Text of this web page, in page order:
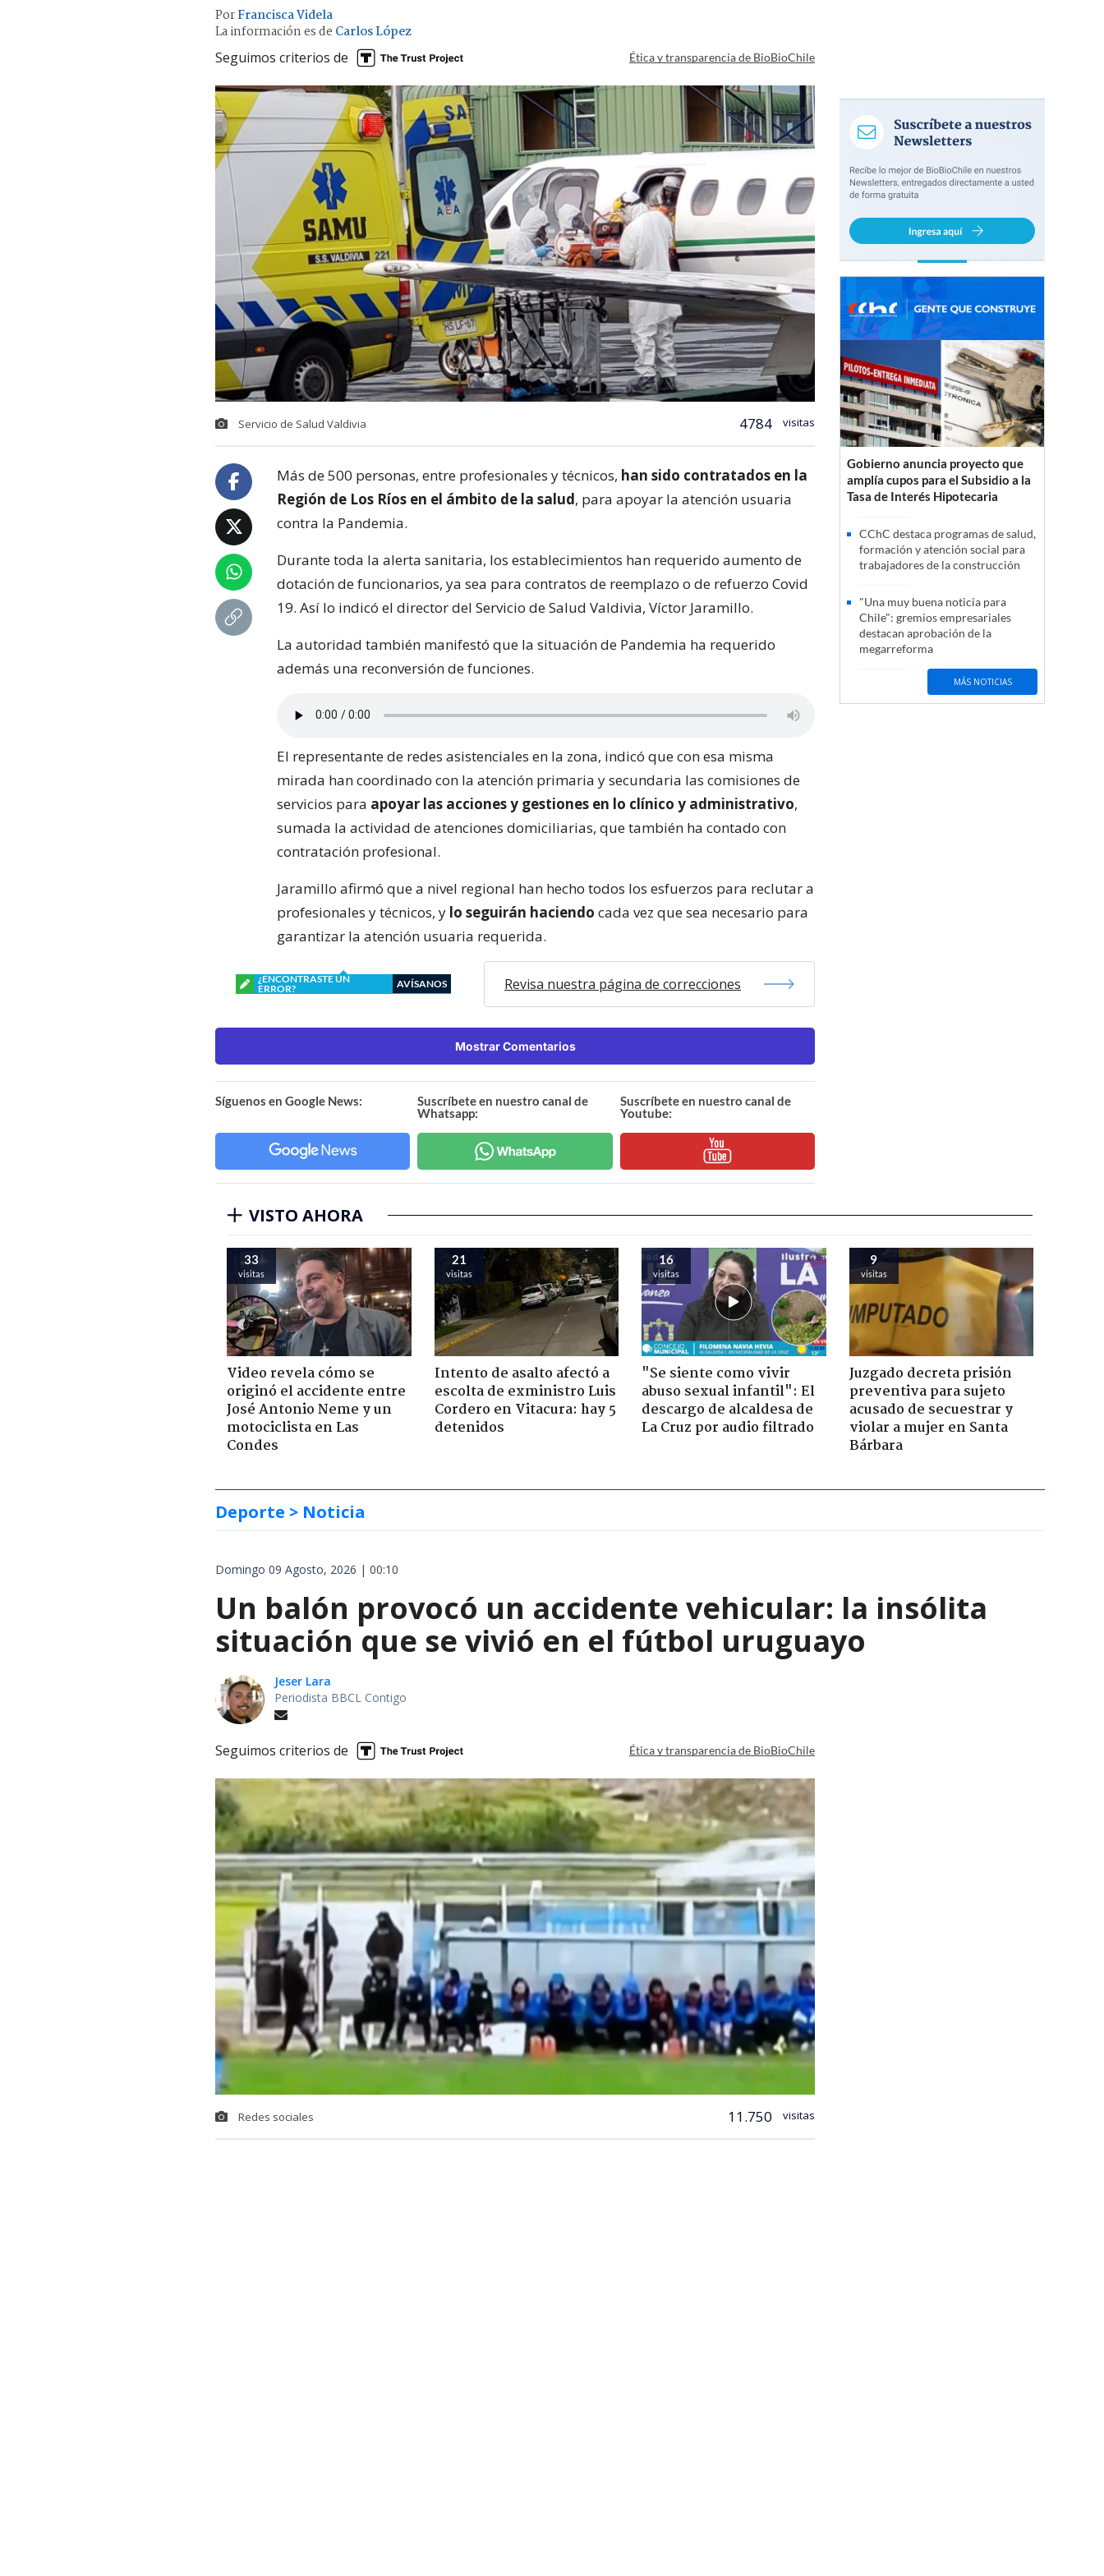
PorFrancisca Videla
La información es de Carlos López
Seguimos criterios de Ética y transparencia de BioBioChile
Servicio de Salud Valdivia 4784 visitas
Más de 500 personas, entre profesionales y técnicos, han sido contratados en la
Región de Los Ríos en el ámbito de la salud, para apoyar la atención usuaria
contra la Pandemia.
Durante toda la alerta sanitaria, los establecimientos han requerido aumento de
dotación de funcionarios, ya sea para contratos de reemplazo o de refuerzo Covid
19. Así lo indicó el director del Servicio de Salud Valdivia, Víctor Jaramillo.
La autoridad también manifestó que la situación de Pandemia ha requerido
además una reconversión de funciones.
El representante de redes asistenciales en la zona, indicó que con esa misma
mirada han coordinado con la atención primaria y secundaria las comisiones de
servicios para apoyar las acciones y gestiones en lo clínico y administrativo,
sumada la actividad de atenciones domiciliarias, que también ha contado con
contratación profesional.
Jaramillo afirmó que a nivel regional han hecho todos los esfuerzos para reclutar a
profesionales y técnicos, y lo seguirán haciendo cada vez que sea necesario para
garantizar la atención usuaria requerida.
¿ENCONTRASTE UN
ERROR?
AVÍSANOS Revisa nuestra página de correcciones
Mostrar Comentarios
Síguenos en Google News:
Suscríbete en nuestro canal de
Whatsapp:
Suscríbete en nuestro canal de
Youtube:
Gobierno anuncia proyecto que
amplía cupos para el Subsidio a la
Tasa de Interés Hipotecaria
CChC destaca programas de salud,
formación y atención social para
trabajadores de la construcción
"Una muy buena noticia para
Chile": gremios empresariales
destacan aprobación de la
megarreforma
MÁS NOTICIAS
VISTO AHORA
33
visitas
Video revela cómo se
originó el accidente entre
José Antonio Neme y un
motociclista en Las
Condes
21
visitas
Intento de asalto afectó a
escolta de exministro Luis
Cordero en Vitacura: hay 5
detenidos
16
visitas
"Se siente como vivir
abuso sexual infantil": El
descargo de alcaldesa de
La Cruz por audio filtrado
9
visitas
Juzgado decreta prisión
preventiva para sujeto
acusado de secuestrar y
violar a mujer en Santa
Bárbara
Deporte > Noticia
Domingo 09 Agosto, 2026 | 00:10
Un balón provocó un accidente vehicular: la insólita
situación que se vivió en el fútbol uruguayo
Jeser Lara
Periodista BBCL Contigo
Seguimos criterios de Ética y transparencia de BioBioChile
Redes sociales 11.750 visitas